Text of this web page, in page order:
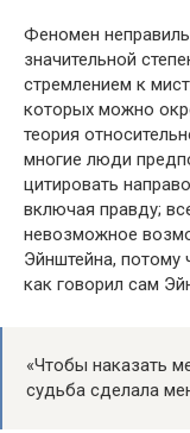
Феномен
значительной
стремлением к
которых можно
теория
многие люди
цитировать
включая правду;
невозможное
Эйнштейна, потому
как говорил сам
«Чтобы наказать
судьба сделала